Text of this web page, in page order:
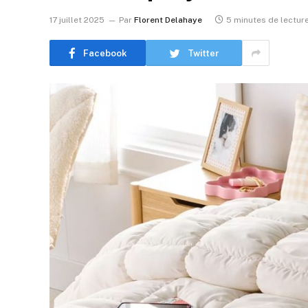
17 juillet 2025 Par Florent Delahaye 5 minutes de
Facebook Twitter